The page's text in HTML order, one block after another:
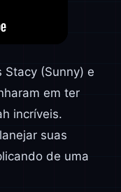
Stacy (Sunny) e
em ter
incríveis.
suas
de uma